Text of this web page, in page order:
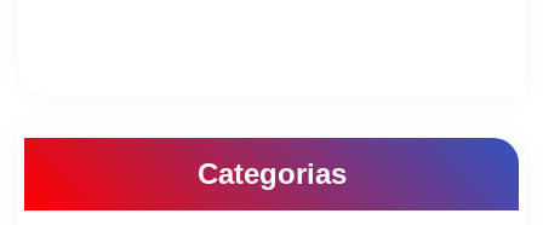
Categorias